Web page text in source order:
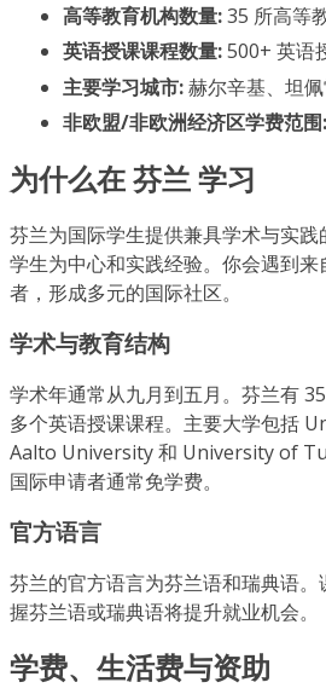
高等教育机构数量:35 所高等
英语授课课程数量:500+ 英语
主要学习城市:赫尔辛基、坦
非欧盟/非欧洲经济区学费范围:
为什么在 芬兰 学习
芬兰为国际学生提供兼具学术与实
学生为中心和实践经验。你会遇到
者，形成多元的国际社区。
学术与教育结构
学术年通常从九月到五月。芬兰有
多个英语授课课程。主要大学包括
Aalto University 和 University of
国际申请者通常免学费。
官方语言
芬兰的官方语言为芬兰语和瑞典语
握芬兰语或瑞典语将提升就业机会。
学费、生活费与资助